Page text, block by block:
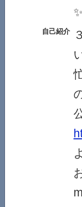
✨
自己紹介